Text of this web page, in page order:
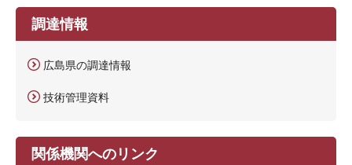
調達情報
広島県の調達情報
技術管理資料
関係機関へのリンク